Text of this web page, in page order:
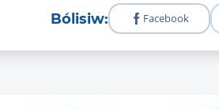
Bólisiw: Facebook